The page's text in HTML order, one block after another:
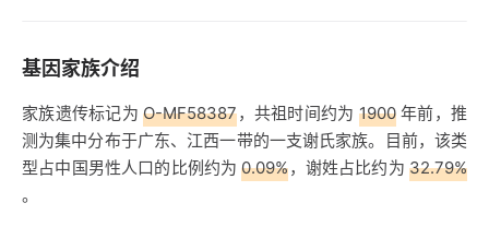
基因家族介绍
家族遗传标记为O-MF58387，共祖时间约为 1900年前，推
测为集中分布于广东、江西一带的一支谢氏家族。目前，该类
型占中国男性人口的比例约为0.09%，谢姓占比约为32.79%
。